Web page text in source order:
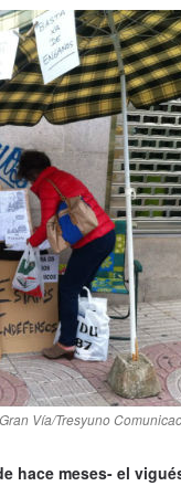
Vía/Tresyuno
hace meses- el